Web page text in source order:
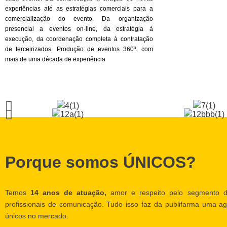
experiências até as estratégias comerciais para a
comercialização do evento. Da organização
presencial a eventos on-line, da estratégia à
execução, da coordenação completa à contratação
de terceirizados. Produção de eventos 360º. com
mais de uma década de experiência
Porque somos ÚNICOS?
Temos 14 anos de atuação, amor e respeito pelo segmento
profissionais de comunicação. Tudo isso faz da publifarma uma
únicos no mercado.